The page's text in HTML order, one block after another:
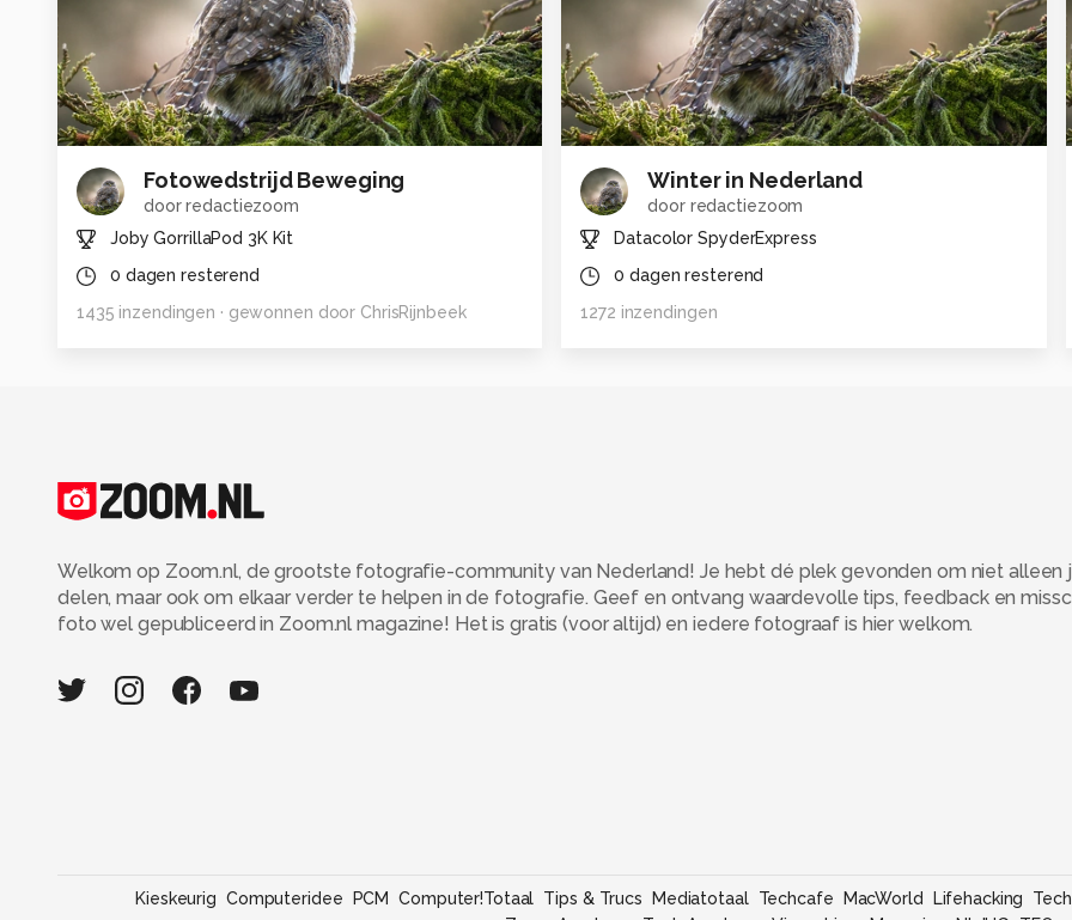
Fotowedstrijd Beweging
doorredactiezoom
Joby GorrillaPod 3K Kit
0 dagen resterend
1435 inzendingen · gewonnen door ChrisRijnbeek
Winter in Nederland
door redactiezoom
Datacolor SpyderExpress
0 dagen resterend
1272 inzendingen
Welkom op Zoom.nl, de grootste fotografie-community van Nederland! Je hebt dé plek gevonden om niet
delen, maar ook om elkaar verder te helpen in de fotografie. Geef en ontvang waardevolle tips, feedback en
foto wel gepubliceerd in Zoom.nl magazine! Het is gratis (voor altijd) en iedere fotograaf is hier welkom.
Kieskeurig Computeridee PCM Computer!Totaal Tips & Trucs Mediatotaal Techcafe MacWorld Lifehacking